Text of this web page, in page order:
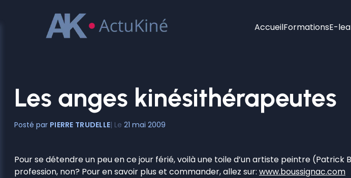
AccueilFormationsE-
Les anges kinésithérapeutes
PIERRE TRUDELLE 21 mai 2009
Pour se détendre un peu en ce jour férié, voilà une toile d’un artiste peintre
profession, non? Pour en savoir plus et commander, allez sur: www.boussignac.com